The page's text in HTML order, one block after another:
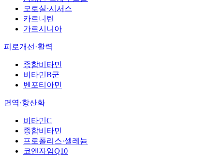
모로실·시서스
카르니틴
가르시니아
피로개선·활력
종합비타민
비타민B군
벤포티아민
면역·항산화
비타민C
종합비타민
프로폴리스·셀레늄
코엔자임Q10